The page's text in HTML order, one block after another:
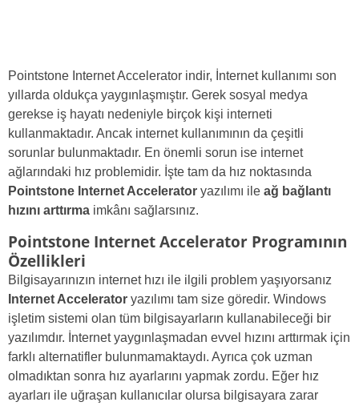
Pointstone Internet Accelerator indir, İnternet kullanımı son
yıllarda oldukça yaygınlaşmıştır. Gerek sosyal medya
gerekse iş hayatı nedeniyle birçok kişi interneti
kullanmaktadır. Ancak internet kullanımının da çeşitli
sorunlar bulunmaktadır. En önemli sorun ise internet
ağlarındaki hız problemidir. İşte tam da hız noktasında
Pointstone Internet Accelerator yazılımı ile ağ bağlantı
hızını arttırma imkânı sağlarsınız.
Pointstone Internet Accelerator Programının
Özellikleri
Bilgisayarınızın internet hızı ile ilgili problem yaşıyorsanız
Internet Accelerator yazılımı tam size göredir. Windows
işletim sistemi olan tüm bilgisayarların kullanabileceği bir
yazılımdır. İnternet yaygınlaşmadan evvel hızını arttırmak için
farklı alternatifler bulunmamaktaydı. Ayrıca çok uzman
olmadıktan sonra hız ayarlarını yapmak zordu. Eğer hız
ayarları ile uğraşan kullanıcılar olursa bilgisayara zarar